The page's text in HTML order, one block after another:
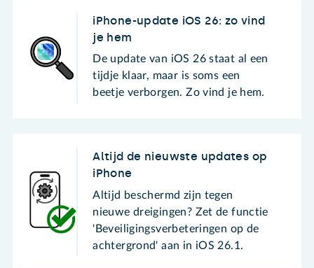
iPhone-update iOS 26: zo vind
je hem
De update van iOS 26 staat al een
tijdje klaar, maar is soms een
beetje verborgen. Zo vind je hem.
Altijd de nieuwste updates op
iPhone
Altijd beschermd zijn tegen
nieuwe dreigingen? Zet de functie
'Beveiligingsverbeteringen op de
achtergrond' aan in iOS 26.1.